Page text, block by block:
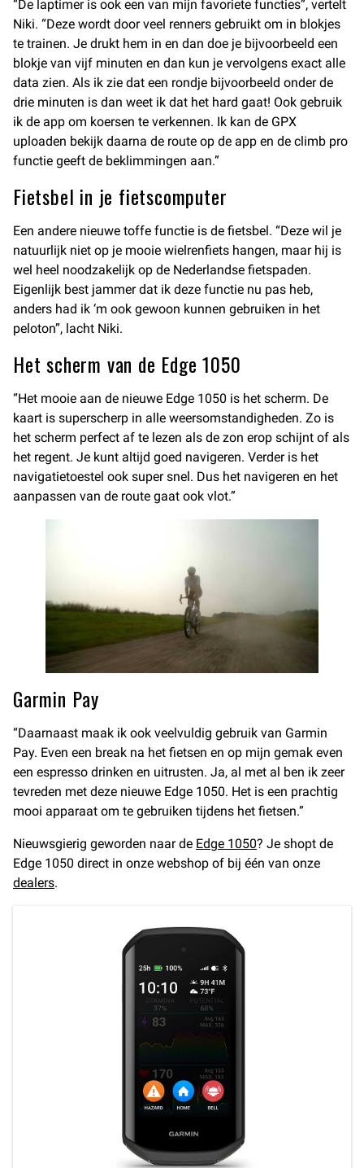
“De laptimer is ook een van mijn favoriete functies”, vertelt
Niki. “Deze wordt door veel renners gebruikt om in blokjes
te trainen. Je drukt hem in en dan doe je bijvoorbeeld een
blokje van vijf minuten en dan kun je vervolgens exact alle
data zien. Als ik zie dat een rondje bijvoorbeeld onder de
drie minuten is dan weet ik dat het hard gaat! Ook gebruik
ik de app om koersen te verkennen. Ik kan de GPX
uploaden bekijk daarna de route op de app en de climb pro
functie geeft de beklimmingen aan.”
Fietsbel in je fietscomputer
Een andere nieuwe toffe functie is de fietsbel. “Deze wil je
natuurlijk niet op je mooie wielrenfiets hangen, maar hij is
wel heel noodzakelijk op de Nederlandse fietspaden.
Eigenlijk best jammer dat ik deze functie nu pas heb,
anders had ik ‘m ook gewoon kunnen gebruiken in het
peloton”, lacht Niki.
Het scherm van de Edge 1050
“Het mooie aan de nieuwe Edge 1050 is het scherm. De
kaart is superscherp in alle weersomstandigheden. Zo is
het scherm perfect af te lezen als de zon erop schijnt of als
het regent. Je kunt altijd goed navigeren. Verder is het
navigatietoestel ook super snel. Dus het navigeren en het
aanpassen van de route gaat ook vlot.”
Garmin Pay
“Daarnaast maak ik ook veelvuldig gebruik van Garmin
Pay. Even een break na het fietsen en op mijn gemak even
een espresso drinken en uitrusten. Ja, al met al ben ik zeer
tevreden met deze nieuwe Edge 1050. Het is een prachtig
mooi apparaat om te gebruiken tijdens het fietsen.”
Nieuwsgierig geworden naar de Edge 1050? Je shopt de
Edge 1050 direct in onze webshop of bij één van onze
dealers.